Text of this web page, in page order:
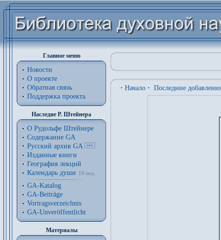
Главное меню
Новости
О проекте
Обратная связь
Поддержка проекта
Наследие Р. Штейнера
О Рудольфе Штейнере
Содержание GA
Русский архив GA
Изданные книги
География лекций
Календарь души
19 нед.
GA-Katalog
GA-Beiträge
Vortragsverzeichnis
GA-Unveröffentlicht
Материалы
· Начало · Последние